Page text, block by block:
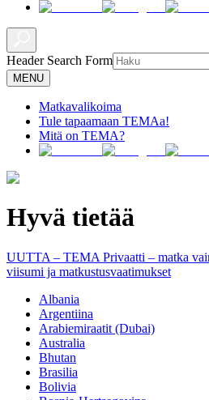
Header Search Form
MENU
Matkavalikoima
Tule tapaamaan TEMAa!
Mitä on TEMA?
Hyvä tietää
UUTTA – TEMA Privaatti – matka
viisumi ja matkustusvaatimukset
Albania
Argentiina
Arabiemiraatit (Dubai)
Australia
Bhutan
Brasilia
Bolivia